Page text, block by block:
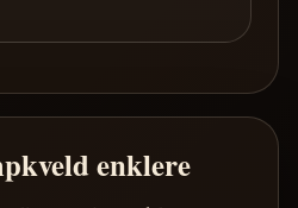
enklere